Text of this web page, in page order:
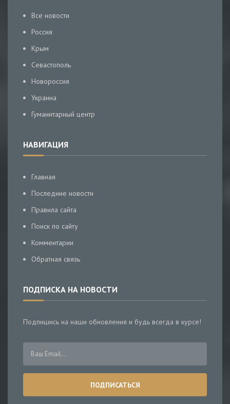
Все новости
Россия
Крым
Севастополь
Новороссия
Украина
Гуманитарный центр
НАВИГАЦИЯ
Главная
Последние новости
Правила сайта
Поиск по сайту
Комментарии
Обратная связь
ПОДПИСКА НА НОВОСТИ
Подпишись на наши обновления и будь всегда в курсе!